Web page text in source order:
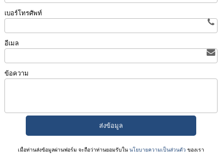
เบอร์โทรศัพท์
อีเมล
ข้อความ
เมื่อท่านส่งข้อมูลผ่านฟอร์ม จะถือว่าท่านยอมรับในนโยบายความเป็นส่วนตัว ของเรา